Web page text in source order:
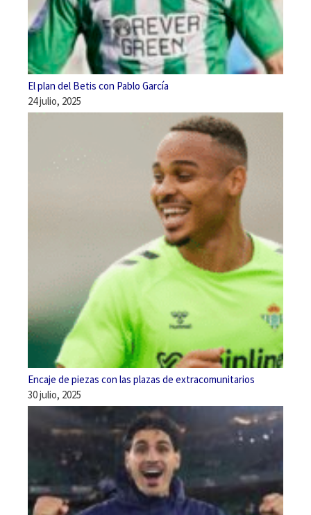
El plan del Betis con Pablo García
24 julio, 2025
Encaje de piezas con las plazas de extracomunitarios
30 julio, 2025